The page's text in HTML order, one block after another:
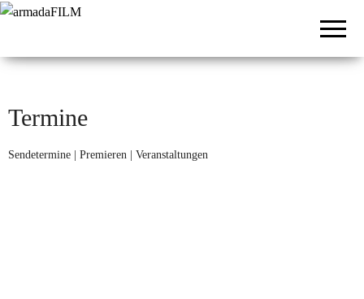
Termine
Sendetermine | Premieren | Veranstaltungen